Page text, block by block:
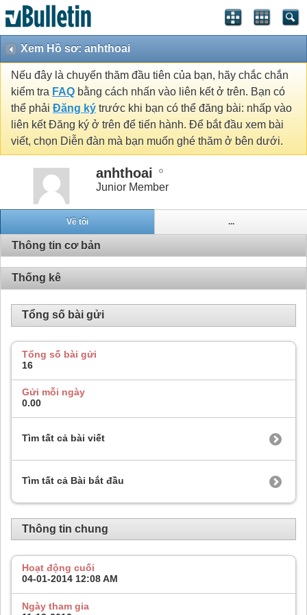
Xem Hồ sơ: anhthoai
Nếu đây là chuyến thăm đầu tiên của bạn, hãy chắc chắn
kiểm tra FAQ bằng cách nhấn vào liên kết ở trên. Bạn có
thể phải Đăng ký trước khi bạn có thể đăng bài: nhấp vào
liên kết Đăng ký ở trên để tiến hành. Để bắt đầu xem bài
viết, chọn Diễn đàn mà bạn muốn ghé thăm ở bên dưới.
anhthoai
Junior Member
Về tôi ...
Thông tin cơ bản
Thống kê
Tổng số bài gửi
Tổng số bài gửi
16
Gửi mỗi ngày
0.00
Tìm tất cả bài viết
Tìm tất cả Bài bắt đầu
Thông tin chung
Hoạt động cuối
04-01-2014 12:08 AM
Ngày tham gia